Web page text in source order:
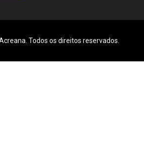
Todos os direitos reservados.